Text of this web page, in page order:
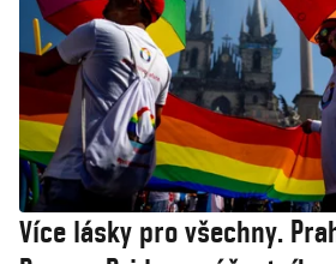
Více lásky pro všechny.